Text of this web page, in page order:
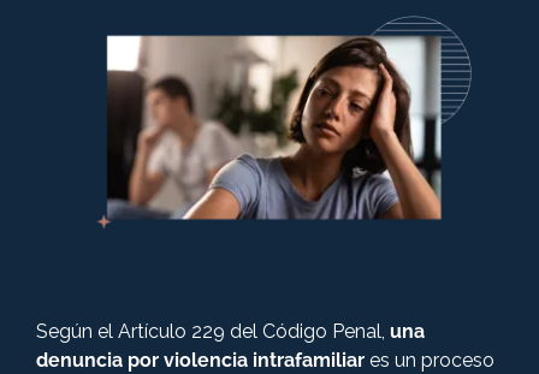
+57 316 3730322
Derecho Civil
Derecho Penal
Derecho Comercial
Según el Artículo 229 del Código Penal, una
denuncia por violencia intrafamiliar es un proceso